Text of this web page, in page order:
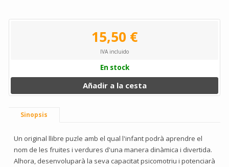
15,50 €
IVA incluido
En stock
Añadir a la cesta
Sinopsis
Un original llibre puzle amb el qual l'infant podrà aprendre el
nom de les fruites i verdures d'una manera dinàmica i divertida.
Alhora, desenvoluparà la seva capacitat psicomotriu i potenciarà